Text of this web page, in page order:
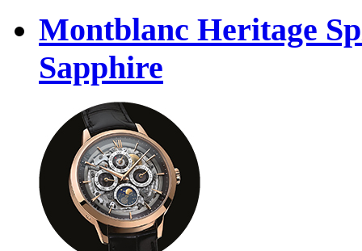
Montblanc Heritage
Sapphire